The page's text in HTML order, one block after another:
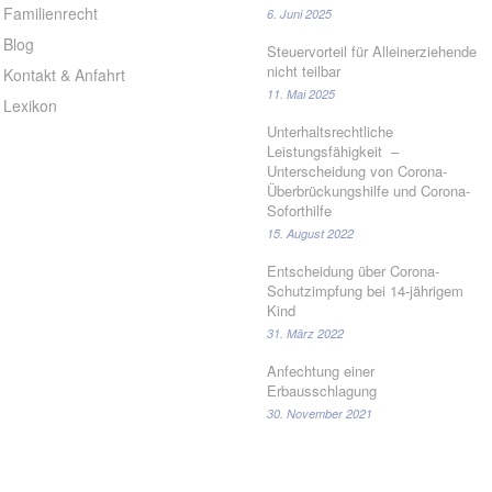
Familienrecht
Blog
Kontakt & Anfahrt
Lexikon
6. Juni 2025
Steuervorteil für Alleinerziehende
nicht teilbar
11. Mai 2025
Unterhaltsrechtliche
Leistungsfähigkeit –
Unterscheidung von Corona-
Überbrückungshilfe und Corona-
Soforthilfe
15. August 2022
Entscheidung über Corona-
Schutzimpfung bei 14-jährigem
Kind
31. März 2022
Anfechtung einer
Erbausschlagung
30. November 2021